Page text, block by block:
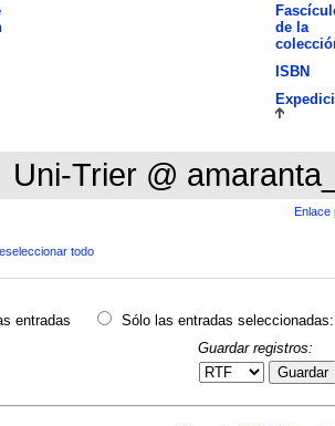
de la
ISBN
Uni-Trier @
Enlace
todo
entradas
Sólo las entradas seleccionadas:
Guardar registros:
Guardar